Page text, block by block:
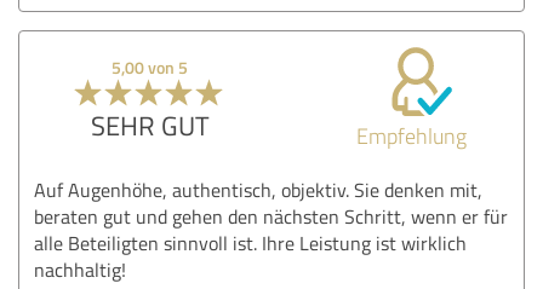
5,00 von 5
SEHR GUT Empfehlung
Auf Augenhöhe, authentisch, objektiv. Sie denken mit,
beraten gut und gehen den nächsten Schritt, wenn er für
alle Beteiligten sinnvoll ist. Ihre Leistung ist wirklich
nachhaltig!